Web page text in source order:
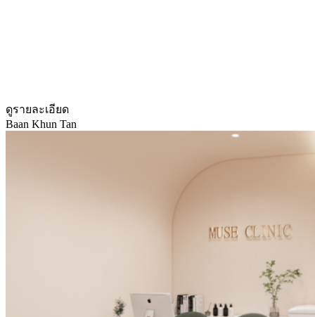
ดูรายละเอียด
Baan Khun Tan